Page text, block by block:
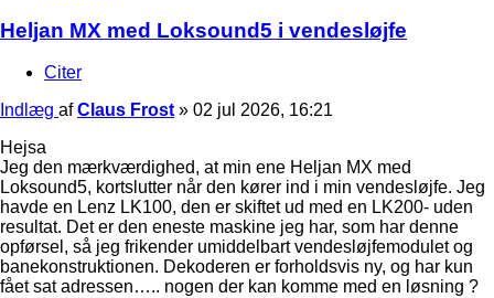
Heljan MX med Loksound5 i vendesløjfe
Citer
Indlæg afClaus Frost » 02 jul 2026, 16:21
Hejsa
Jeg den mærkværdighed, at min ene Heljan MX med
Loksound5, kortslutter når den kører ind i min vendesløjfe. Jeg
havde en Lenz LK100, den er skiftet ud med en LK200- uden
resultat. Det er den eneste maskine jeg har, som har denne
opførsel, så jeg frikender umiddelbart vendesløjfemodulet og
banekonstruktionen. Dekoderen er forholdsvis ny, og har kun
fået sat adressen….. nogen der kan komme med en løsning ?